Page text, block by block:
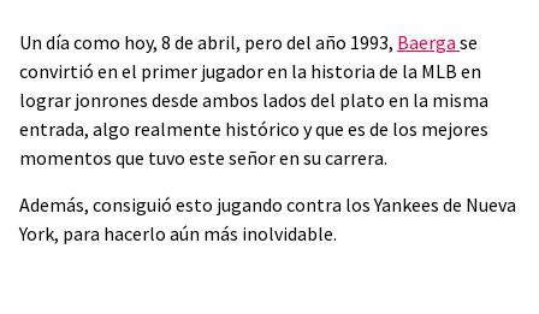
Un día como hoy, 8 de abril, pero del año 1993, Baerga se
convirtió en el primer jugador en la historia de la MLB en
lograr jonrones desde ambos lados del plato en la misma
entrada, algo realmente histórico y que es de los mejores
momentos que tuvo este señor en su carrera.
Además, consiguió esto jugando contra los Yankees de Nueva
York, para hacerlo aún más inolvidable.